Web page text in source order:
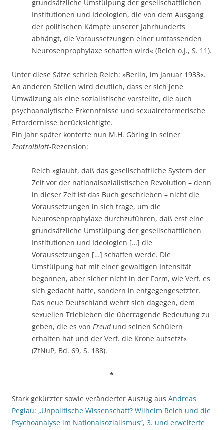
grundsätzliche Umstülpung der gesellschaftlichen
Institutionen und Ideologien, die von dem Ausgang
der politischen Kämpfe unserer Jahrhunderts
abhängt, die Voraussetzungen einer umfassenden
Neurosenprophylaxe schaffen wird« (Reich o.J., S. 11).
Unter diese Sätze schrieb Reich: »Berlin, im Januar 1933«.
An anderen Stellen wird deutlich, dass er sich jene
Umwälzung als eine sozialistische vorstellte, die auch
psychoanalytische Erkenntnisse und sexualreformerische
Erfordernisse berücksichtigte.
Ein Jahr später konterte nun M.H. Göring in seiner
Zentralblatt-Rezension:
Reich »glaubt, daß das gesellschaftliche System der
Zeit vor der nationalsozialistischen Revolution – denn
in dieser Zeit ist das Buch geschrieben – nicht die
Voraussetzungen in sich trage, um die
Neurosenprophylaxe durchzuführen, daß erst eine
grundsätzliche Umstülpung der gesellschaftlichen
Institutionen und Ideologien […] die
Voraussetzungen […] schaffen werde. Die
Umstülpung hat mit einer gewaltigen Intensität
begonnen, aber sicher nicht in der Form, wie Verf. es
sich gedacht hatte, sondern in entgegengesetzter.
Das neue Deutschland wehrt sich dagegen, dem
sexuellen Triebleben die überragende Bedeutung zu
geben, die es von Freud und seinen Schülern
erhalten hat und der Verf. die Krone aufsetzt«
(ZfNuP, Bd. 69, S. 188).
*
Stark gekürzter sowie veränderter Auszug aus Andreas
Peglau: „Unpolitische Wissenschaft? Wilhelm Reich und die
Psychoanalyse im Nationalsozialismus“, 3. und erweiterte